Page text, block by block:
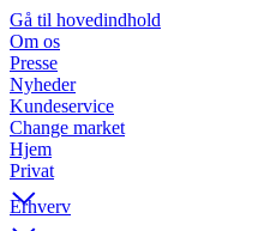
Gå til hovedindhold
Om os
Presse
Nyheder
Kundeservice
Change market
Hjem
Privat
Erhverv